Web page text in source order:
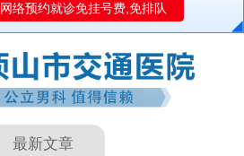
网络预约就诊免挂号费,免排队
最新文章